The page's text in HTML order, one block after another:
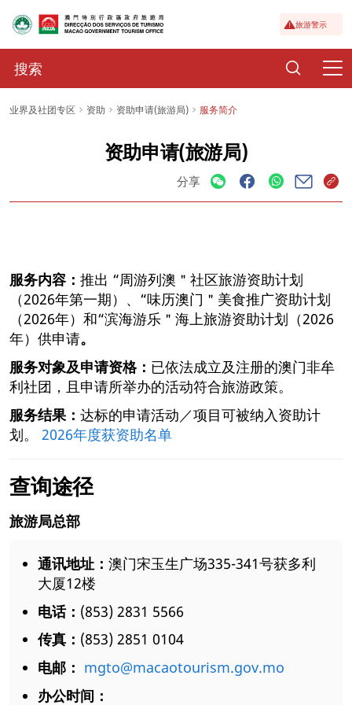
旅游警示
业界及社团专区 资助 资助申请(旅游局) 服务简介
资助申请(旅游局)
分享
服务内容： 推出 “周游列澳＂社区旅游资助计划
（2026年第一期）、“味历澳门＂美食推广资助计划
（2026年）和“滨海游乐＂海上旅游资助计划（2026
年）供申请。
服务对象及申请资格： 已依法成立及注册的澳门非牟
利社团，且申请所举办的活动符合旅游政策。
服务结果： 达标的申请活动／项目可被纳入资助计
划。 2026年度获资助名单
查询途径
旅游局总部
通讯地址： 澳门宋玉生广场335-341号获多利
大厦12楼
电话： (853) 2831 5566
传真： (853) 2851 0104
电邮： mgto@macaotourism.gov.mo
办公时间：